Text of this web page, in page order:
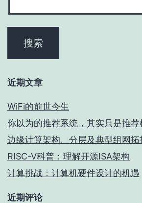
近期文章
WiFi的前世今生
你以为的推荐系统，其实只是推荐
边缘计算架构、分层及典型组网拓
RISC-V科普：理解开源ISA架构
计算挑战：计算机硬件设计的机遇
近期评论